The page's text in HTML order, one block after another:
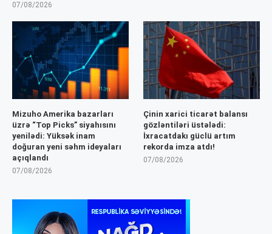
07/08/2026
Mizuho Amerika bazarları
üzrə “Top Picks” siyahısını
yenilədi: Yüksək inam
doğuran yeni səhm ideyaları
açıqlandı
07/08/2026
Çinin xarici ticarət balansı
gözləntiləri üstələdi:
İxracatdakı güclü artım
rekorda imza atdı!
07/08/2026